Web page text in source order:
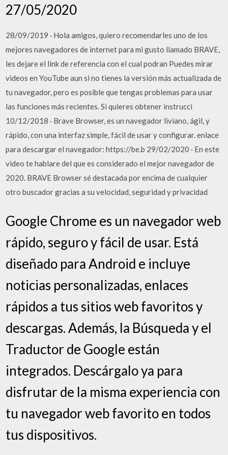
27/05/2020
28/09/2019 · Hola amigos, quiero recomendarles uno de los
mejores navegadores de internet para mi gusto llamado BRAVE,
les dejare el link de referencia con el cual podran Puedes mirar
videos en YouTube aun si no tienes la versión más actualizada de
tu navegador, pero es posible que tengas problemas para usar
las funciones más recientes. Si quieres obtener instrucci
10/12/2018 · Brave Browser, es un navegador liviano, ágil, y
rápido, con una interfaz simple, fácil de usar y configurar. enlace
para descargar el navegador: https://be.b 29/02/2020 · En este
video te hablare del que es considerado el mejor navegador de
2020. BRAVE Browser sé destacada por encima de cualquier
otro buscador gracias a su velocidad, seguridad y privacidad
Google Chrome es un navegador web
rápido, seguro y fácil de usar. Está
diseñado para Android e incluye
noticias personalizadas, enlaces
rápidos a tus sitios web favoritos y
descargas. Además, la Búsqueda y el
Traductor de Google están
integrados. Descárgalo ya para
disfrutar de la misma experiencia con
tu navegador web favorito en todos
tus dispositivos.